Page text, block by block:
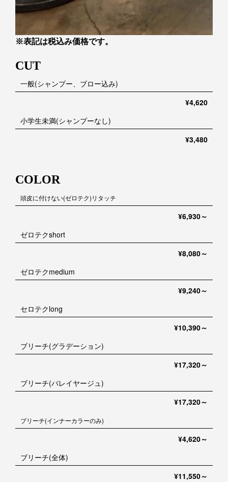
※表記は税込み価格です。
CUT
一般(シャンプー、ブロー込み)
¥4,620
小学生未満(シャンプーなし)
¥3,480
COLOR
頭皮に付けない(ゼロテク)リタッチ
¥6,930～
ゼロテクshort
¥8,080～
ゼロテクmedium
¥9,240～
セロテクlong
¥10,390～
ブリーチ(グラデーション)
¥17,320～
ブリーチ(バレイヤージュ)
¥17,320～
ブリーチ(インナーカラーのみ)
¥4,620～
ブリーチ(全体)
¥11,550～